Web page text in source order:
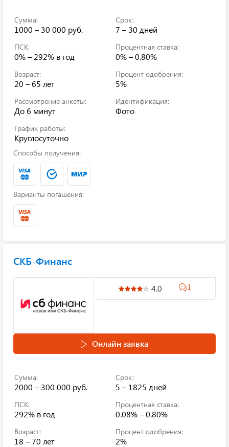
Сумма:
1000 – 30 000 руб.
Срок:
7 – 30 дней
ПСК:
0% – 292% в год
Процентная ставка:
0% – 0.80%
Возраст:
20 – 65 лет
Процент одобрения:
5%
Рассмотрение анкеты:
До 6 минут
Идентификация:
Фото
График работы:
Круглосуточно
Способы получения:
Варианты погашения:
СКБ-Финанс
4.0 1
Онлайн заявка
Сумма:
2000 – 300 000 руб.
Срок:
5 – 1825 дней
ПСК:
292% в год
Процентная ставка:
0.08% – 0.80%
Возраст:
18 – 70 лет
Процент одобрения:
2%